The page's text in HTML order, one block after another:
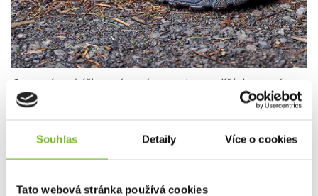
Souhlas Detaily Více o cookies
Tato webová stránka používá cookies
Gumová podrážka s výrazným vzorkem zajišťuje pevný a
stabilní krok na různých typech povrchů, přičemž
nezanechává stopy